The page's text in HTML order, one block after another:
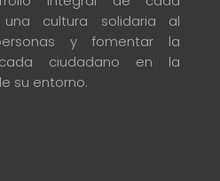
una cultura solidaria al
y fomentar la
ciudadano en la
su entorno.